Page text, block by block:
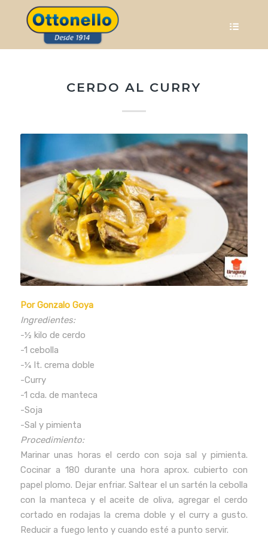
CERDO AL CURRY
Por Gonzalo Goya
Ingredientes:
-½ kilo de cerdo
-1 cebolla
-¼ lt. crema doble
-Curry
-1 cda. de manteca
-Soja
-Sal y pimienta
Procedimiento:
Marinar unas horas el cerdo con soja sal y pimienta.
Cocinar a 180 durante una hora aprox. cubierto con
papel plomo. Dejar enfriar. Saltear el un sartén la cebolla
con la manteca y el aceite de oliva, agregar el cerdo
cortado en rodajas la crema doble y el curry a gusto.
Reducir a fuego lento y cuando esté a punto servir.